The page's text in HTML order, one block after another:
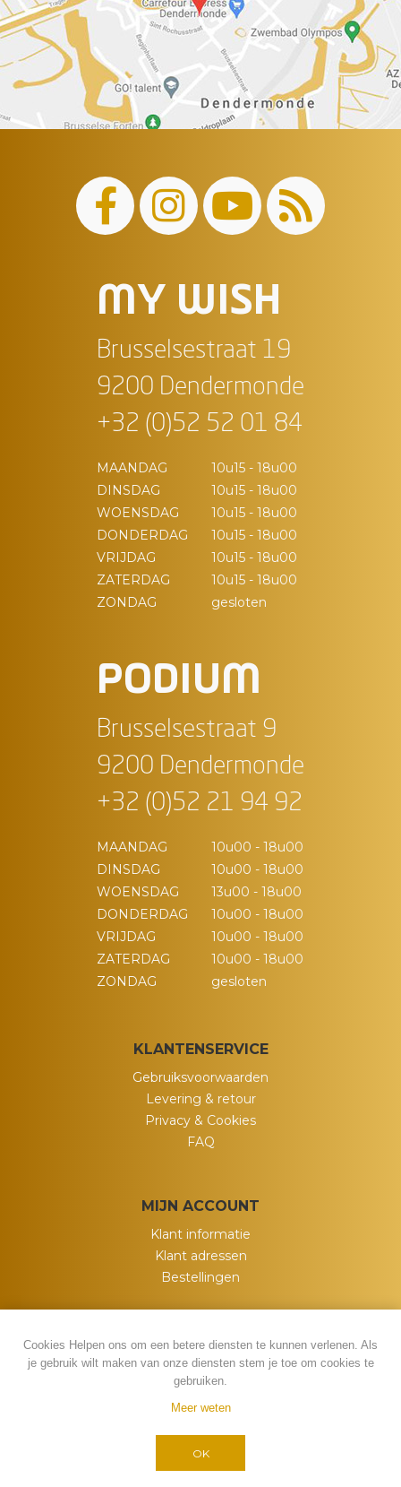
MY WISH
Brusselsestraat 19
9200 Dendermonde
+32 (0)52 52 01 84
MAANDAG
10u15 - 18u00
DINSDAG
10u15 - 18u00
WOENSDAG
10u15 - 18u00
DONDERDAG
10u15 - 18u00
VRIJDAG
10u15 - 18u00
ZATERDAG
10u15 - 18u00
ZONDAG
gesloten
PODIUM
Brusselsestraat 9
9200 Dendermonde
+32 (0)52 21 94 92
MAANDAG
10u00 - 18u00
DINSDAG
10u00 - 18u00
WOENSDAG
13u00 - 18u00
DONDERDAG
10u00 - 18u00
VRIJDAG
10u00 - 18u00
ZATERDAG
10u00 - 18u00
ZONDAG
gesloten
KLANTENSERVICE
Gebruiksvoorwaarden
Levering & retour
Privacy & Cookies
FAQ
MIJN ACCOUNT
Klant informatie
Klant adressen
Bestellingen
Copyright ; 2026 My Wish. Alle rechten
Cookies Helpen ons om een betere diensten te kunnen verlenen. Als
je gebruik wilt maken van onze diensten stem je toe om cookies te
gebruiken.
Meer weten
OK